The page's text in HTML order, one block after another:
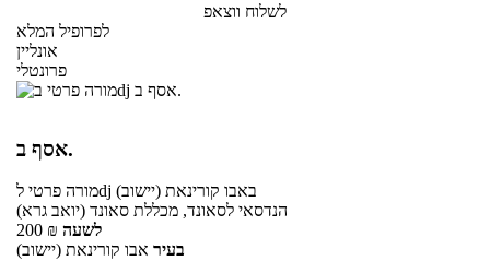
לשלוח ווצאפ
לפרופיל המלא
אונליין
פרונטלי
אסף ב.
מורה פרטילdj באבו קורינאת (יישוב)
הנדסאי לסאונד, מכללת סאונד (יואב גרא)
200 ₪ לשעה
בעיר אבו קורינאת (יישוב)